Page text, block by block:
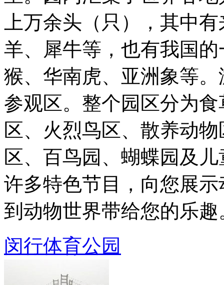
上万余头（只），其中
羊、犀牛等，也有我国
猴、华南虎、亚洲象等
参观区。整个园区分为
区、火烈鸟区、散养动
区、百鸟园、蝴蝶园及
许多特色节目，向您展
到动物世界带给您的乐
闵行体育公园